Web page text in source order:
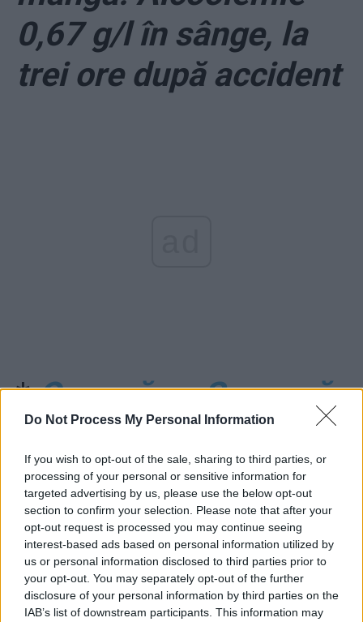
Do Not Process My Personal Information
If you wish to opt-out of the sale, sharing to third parties, or
processing of your personal or sensitive information for
targeted advertising by us, please use the below opt-out
section to confirm your selection. Please note that after your
opt-out request is processed you may continue seeing
interest-based ads based on personal information utilized by
us or personal information disclosed to third parties prior to
your opt-out. You may separately opt-out of the further
disclosure of your personal information by third parties on the
IAB’s list of downstream participants. This information may
0,67 g/l în sânge, la
trei ore după accident
*O seară cu Șoșoacă
*„Șoșocul” Ninel Peia
jignește grav români
remarcabili: „KGB-
ista Monica Macovei”,
„anti-patriotul Andrei